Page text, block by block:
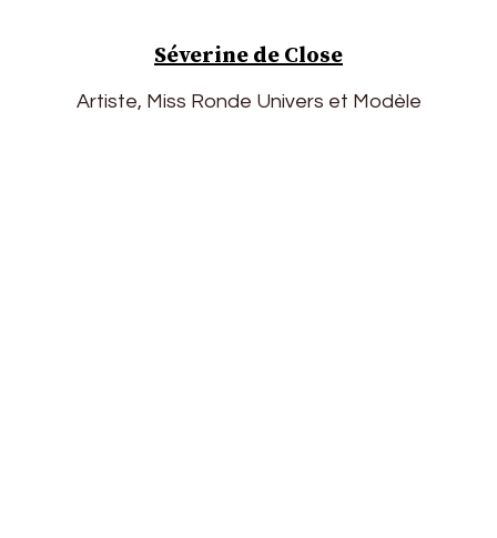
Séverine de Close
Artiste, Miss Ronde Univers et Modèle